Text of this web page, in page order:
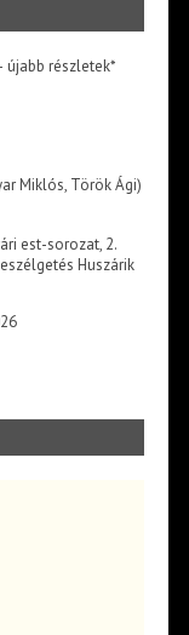
újabb részletek*
Miklós, Török Ági)
est-sorozat, 2.
Huszárik